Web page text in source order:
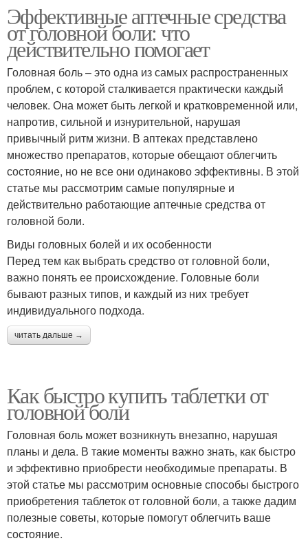
Эффективные аптечные средства
от головной боли: что
действительно помогает
Головная боль – это одна из самых распространенных
проблем, с которой сталкивается практически каждый
человек. Она может быть легкой и кратковременной или,
напротив, сильной и изнурительной, нарушая
привычный ритм жизни. В аптеках представлено
множество препаратов, которые обещают облегчить
состояние, но не все они одинаково эффективны. В этой
статье мы рассмотрим самые популярные и
действительно работающие аптечные средства от
головной боли.
Виды головных болей и их особенности
Перед тем как выбрать средство от головной боли,
важно понять ее происхождение. Головные боли
бывают разных типов, и каждый из них требует
индивидуального подхода.
читать дальше →
Как быстро купить таблетки от
головной боли
Головная боль может возникнуть внезапно, нарушая
планы и дела. В такие моменты важно знать, как быстро
и эффективно приобрести необходимые препараты. В
этой статье мы рассмотрим основные способы быстрого
приобретения таблеток от головной боли, а также дадим
полезные советы, которые помогут облегчить ваше
состояние.